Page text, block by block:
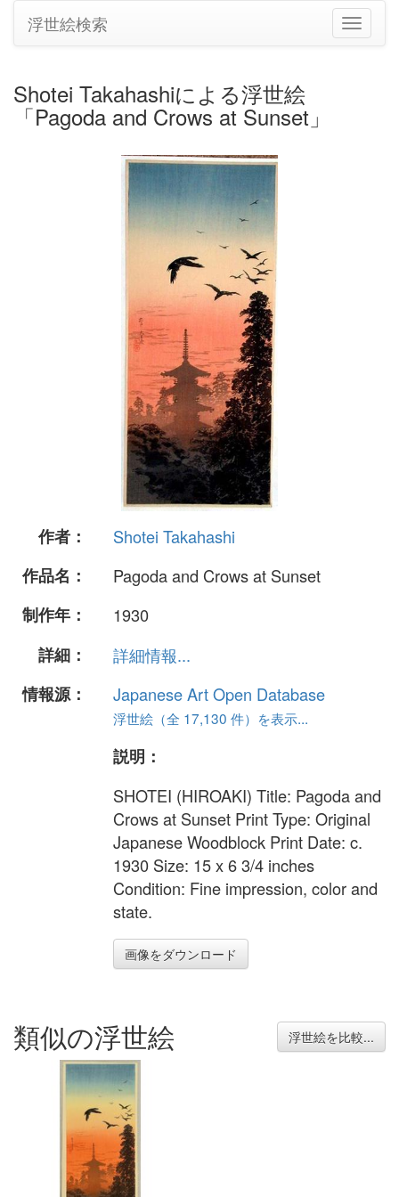
ナ
ビ
浮世絵検索
Shotei Takahashiによる浮世絵
「Pagoda and Crows at Sunset」
作者：
Shotei Takahashi
作品名：
Pagoda and Crows at Sunset
制作年：
1930
詳細：
詳細情報...
情報源：
Japanese Art Open Database
浮世絵（全 17,130 件）を表示...
説明：
SHOTEI (HIROAKI) Title: Pagoda and
Crows at Sunset Print Type: Original
Japanese Woodblock Print Date: c.
1930 Size: 15 x 6 3/4 inches
Condition: Fine impression, color and
state.
画像をダウンロード
類似の浮世絵 浮世絵を比較...